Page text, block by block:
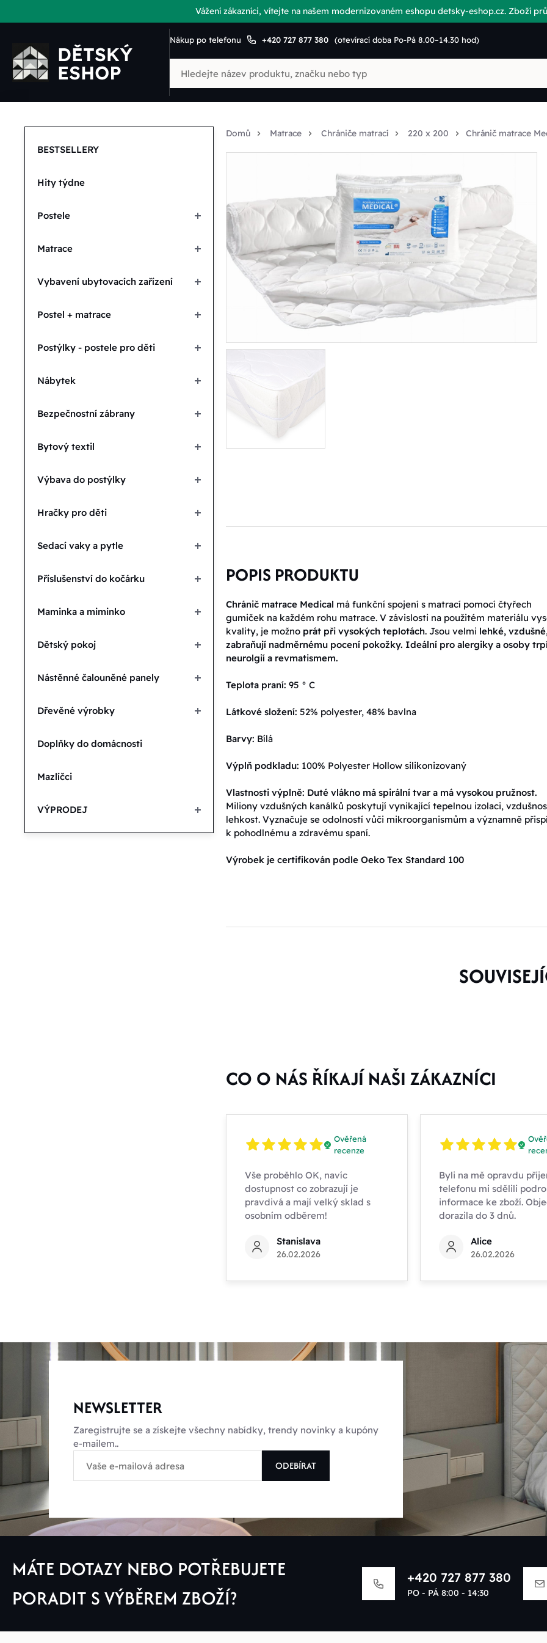
Vážení zákazníci, vítejte na našem modernizovaném eshopu detsky-eshop.cz. Zboží
Nákup po telefonu +420 727 877 380 (otevírací doba Po-Pá 8.00–14.30 hod)
BESTSELLERY
Hity týdne
Postele
Matrace
Vybavení ubytovacích zařízení
Postel + matrace
Postýlky - postele pro děti
Nábytek
Bezpečnostní zábrany
Bytový textil
Výbava do postýlky
Hračky pro děti
Sedací vaky a pytle
Příslušenství do kočárku
Maminka a miminko
Dětský pokoj
Nástěnné čalouněné panely
Dřevěné výrobky
Doplňky do domácnosti
Mazlíčci
VÝPRODEJ
Domů Matrace Chrániče matrací 220 x 200 Chránič matrace
POPIS PRODUKTU
Chránič matrace Medical má funkční spojení s matrací pomocí čtyřech
gumiček na každém rohu matrace. V závislosti na použitém materiálu
kvality, je možno prát při vysokých teplotách. Jsou velmi lehké,
zabraňují nadměrnému pocení pokožky. Ideální pro alergiky a osoby
neurolgií a revmatismem.
Teplota praní: 95 ° C
Látkové složení: 52% polyester, 48% bavlna
Barvy: Bílá
Výplň podkladu: 100% Polyester Hollow silikonizovaný
Vlastnosti výplně: Duté vlákno má spirální tvar a má vysokou pružnost.
Miliony vzdušných kanálků poskytují vynikající tepelnou izolaci,
lehkost. Vyznačuje se odolností vůči mikroorganismům a významně
k pohodlnému a zdravému spaní.
Výrobek je certifikován podle Oeko Tex Standard 100
CO O NÁS ŘÍKAJÍ NAŠI ZÁKAZNÍCI
Ověřená
recenze
Vše proběhlo OK, navíc
dostupnost co zobrazují je
pravdivá a mají velký sklad s
osobním odběrem!
Stanislava
26.02.2026
Byli na mě opravdu
telefonu mi sdělili
informace ke zboží.
dorazila do 3 dnů.
Alice
26.02.2026
NEWSLETTER
Zaregistrujte se a získejte všechny nabídky, trendy novinky a kupóny
e-mailem..
ODEBÍRAT
MÁTE DOTAZY NEBO POTŘEBUJETE
PORADIT S VÝBĚREM ZBOŽÍ?
+420 727 877 380
PO - PÁ 8:00 - 14:30